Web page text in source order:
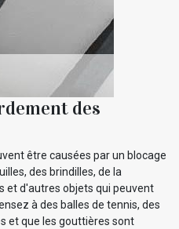
des
être causées par un blocage
des brindilles, de la
et d'autres objets qui peuvent
à des balles de tennis, des
et que les gouttières sont